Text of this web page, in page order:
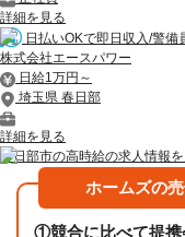
詳細を見る
日払いOKで即日収入/警
株式会社エースパワー
日給1万円～
埼玉県 春日部
詳細を見る
春日部市の高時給の求人情報
ホームズの
①競合に比べて提